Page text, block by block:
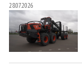
28.07.2026